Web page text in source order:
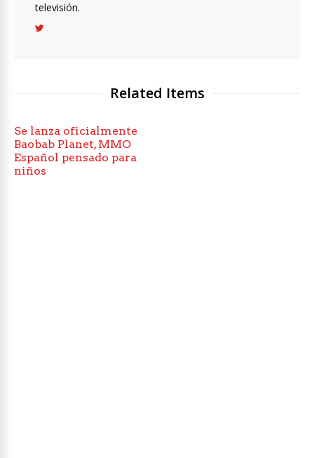
televisión.
Related Items
Se lanza oficialmente
Baobab Planet, MMO
Español pensado para
niños